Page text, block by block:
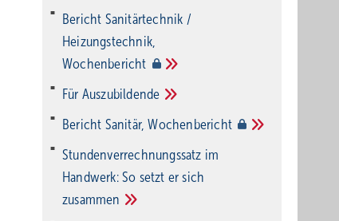
Bericht Sanitärtechnik /
Heizungstechnik,
Wochenbericht
Für Auszubildende
Bericht Sanitär,Wochenbericht
Stundenverrechnungssatz im
Handwerk: So setzt er sich
zusammen